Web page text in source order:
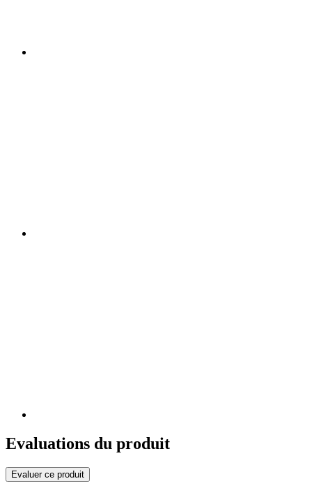
Evaluations du produit
Evaluer ce produit